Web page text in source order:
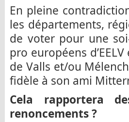
En pleine
les départements,
de voter pour une
pro européens
de Valls et/ou
fidèle à son ami
Cela rapportera
renoncements ?